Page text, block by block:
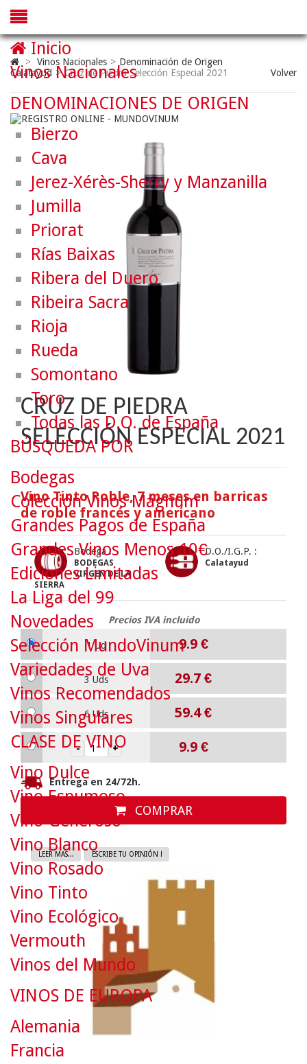
> Vinos Nacionales > Denominación de Origen
Calatayud > Cruz de Piedra Selección Especial 2021 Volver
CRUZ DE PIEDRA
SELECCIÓN ESPECIAL 2021
Vino Tinto Roble, 7 meses en barricas
de roble francés y americano
Bodega :
BODEGAS
VIRGEN DE LA
SIERRA
D.O./I.G.P. :
Calatayud
Precios IVA incluido
1 Ud 9.9 €
3 Uds 29.7 €
6 Uds 59.4€
9.9 €
Entrega en 24/72h.
COMPRAR
LEER MAS... ESCRIBE TU OPINIÓN !
Inicio
Vinos Nacionales
DENOMINACIONES DE ORIGEN
Bierzo
Cava
Jerez-Xérès-Sherry y Manzanilla
Jumilla
Priorat
Rías Baixas
Ribera del Duero
Ribeira Sacra
Rioja
Rueda
Somontano
Toro
Todas las D.O. de España
BÚSQUEDA POR
Bodegas
Colección Vinos Mágnum
Grandes Pagos de España
Grandes Vinos Menos 10€
Ediciones Limitadas
La Liga del 99
Novedades
Selección MundoVinum
Variedades de Uva
Vinos Recomendados
Vinos Singulares
CLASE DE VINO
Vino Dulce
Vino Espumoso
Vino Generoso
Vino Blanco
Vino Rosado
Vino Tinto
Vino Ecológico
Vermouth
Vinos del Mundo
VINOS DE EUROPA
Alemania
Francia